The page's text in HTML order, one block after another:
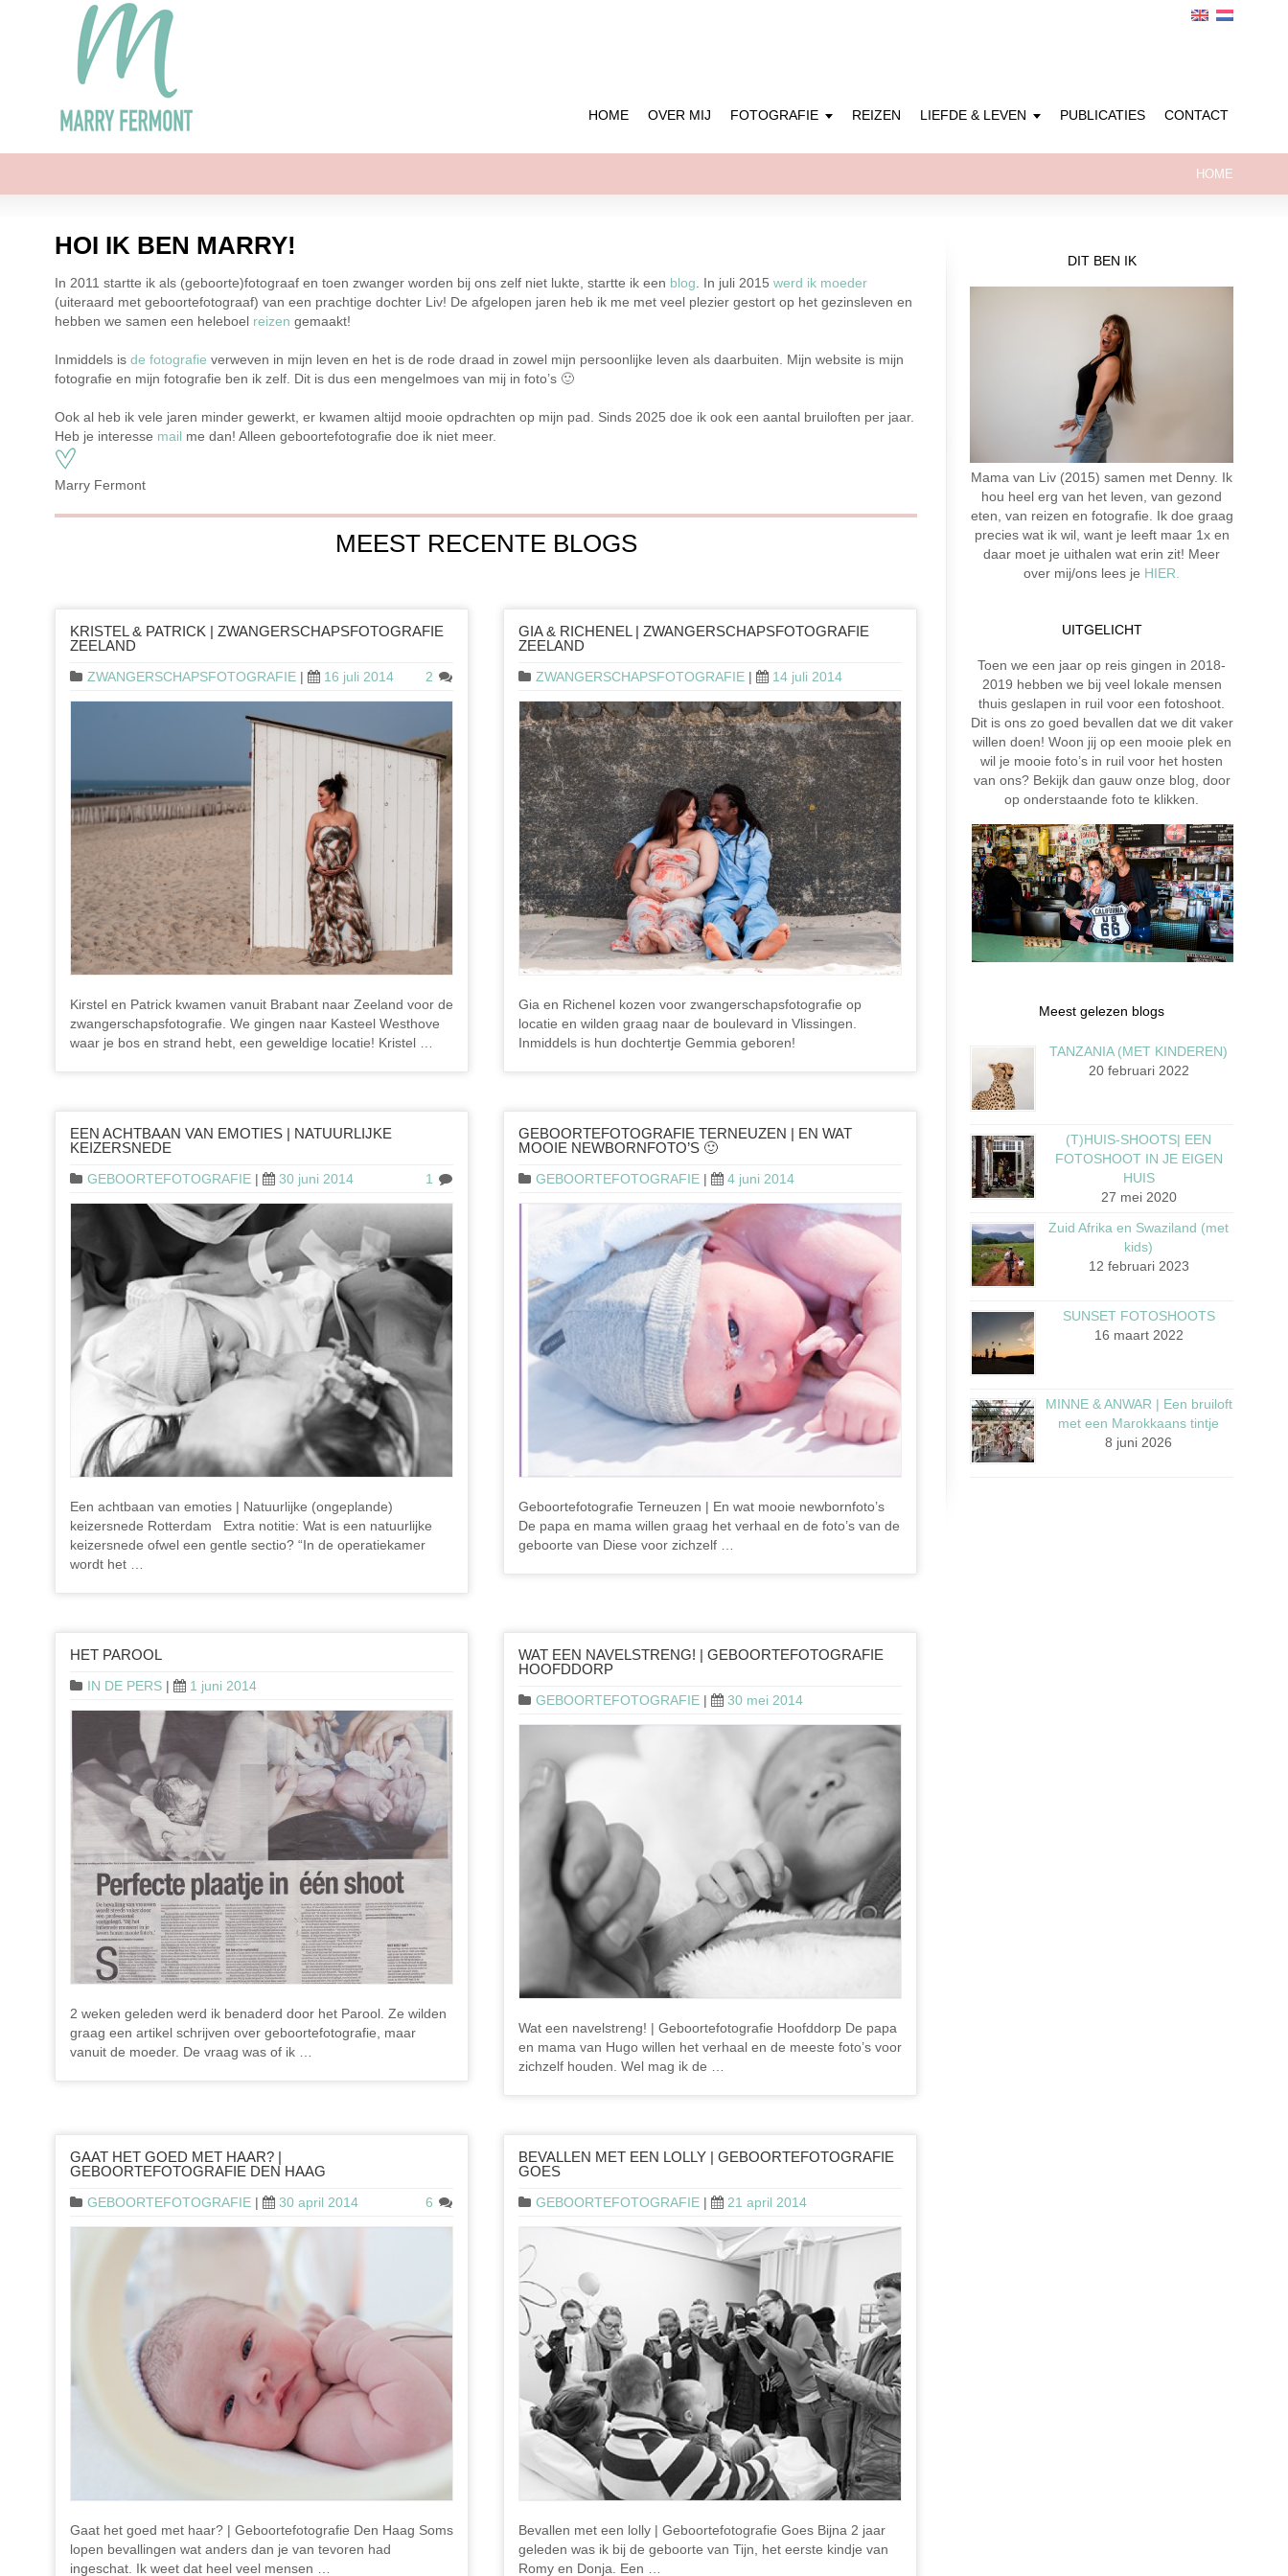
HOME OVER MIJ FOTOGRAFIE REIZEN LIEFDE & LEVEN PUBLICATIES CONTACT
HOME
HOI IK BEN MARRY!
In 2011 startte ik als (geboorte)fotograaf en toen zwanger worden bij ons zelf niet lukte, startte ik een blog . In juli 2015 werd ik moeder
(uiteraard met geboortefotograaf) van een prachtige dochter Liv! De afgelopen jaren heb ik me met veel plezier gestort op het gezinsleven en
hebben we samen een heleboel reizen gemaakt!
Inmiddels is de fotografie verweven in mijn leven en het is de rode draad in zowel mijn persoonlijke leven als daarbuiten. Mijn website is mijn
fotografie en mijn fotografie ben ik zelf. Dit is dus een mengelmoes van mij in foto’s 🙂
Ook al heb ik vele jaren minder gewerkt, er kwamen altijd mooie opdrachten op mijn pad. Sinds 2025 doe ik ook een aantal bruiloften per jaar.
Heb je interesse mail me dan! Alleen geboortefotografie doe ik niet meer.
Marry Fermont
MEEST RECENTE BLOGS
KRISTEL & PATRICK | ZWANGERSCHAPSFOTOGRAFIE
ZEELAND
ZWANGERSCHAPSFOTOGRAFIE | 16 juli 2014 2
Kirstel en Patrick kwamen vanuit Brabant naar Zeeland voor de
zwangerschapsfotografie. We gingen naar Kasteel Westhove
waar je bos en strand hebt, een geweldige locatie! Kristel …
GIA & RICHENEL | ZWANGERSCHAPSFOTOGRAFIE
ZEELAND
ZWANGERSCHAPSFOTOGRAFIE | 14 juli 2014
Gia en Richenel kozen voor zwangerschapsfotografie op
locatie en wilden graag naar de boulevard in Vlissingen.
Inmiddels is hun dochtertje Gemmia geboren!
EEN ACHTBAAN VAN EMOTIES | NATUURLIJKE
KEIZERSNEDE
GEBOORTEFOTOGRAFIE | 30 juni 2014 1
Een achtbaan van emoties | Natuurlijke (ongeplande)
keizersnede Rotterdam Extra notitie: Wat is een natuurlijke
keizersnede ofwel een gentle sectio? “In de operatiekamer
wordt het …
GEBOORTEFOTOGRAFIE TERNEUZEN | EN WAT
MOOIE NEWBORNFOTO’S 🙂
GEBOORTEFOTOGRAFIE | 4 juni 2014
Geboortefotografie Terneuzen | En wat mooie newbornfoto’s
De papa en mama willen graag het verhaal en de foto’s van de
geboorte van Diese voor zichzelf …
HET PAROOL
IN DE PERS | 1 juni 2014
2 weken geleden werd ik benaderd door het Parool. Ze wilden
graag een artikel schrijven over geboortefotografie, maar
vanuit de moeder. De vraag was of ik …
WAT EEN NAVELSTRENG! | GEBOORTEFOTOGRAFIE
HOOFDDORP
GEBOORTEFOTOGRAFIE | 30 mei 2014
Wat een navelstreng! | Geboortefotografie Hoofddorp De papa
en mama van Hugo willen het verhaal en de meeste foto’s voor
zichzelf houden. Wel mag ik de …
GAAT HET GOED MET HAAR? |
GEBOORTEFOTOGRAFIE DEN HAAG
GEBOORTEFOTOGRAFIE | 30 april 2014 6
Gaat het goed met haar? | Geboortefotografie Den Haag Soms
lopen bevallingen wat anders dan je van tevoren had
ingeschat. Ik weet dat heel veel mensen …
BEVALLEN MET EEN LOLLY | GEBOORTEFOTOGRAFIE
GOES
GEBOORTEFOTOGRAFIE | 21 april 2014
Bevallen met een lolly | Geboortefotografie Goes Bijna 2 jaar
geleden was ik bij de geboorte van Tijn, het eerste kindje van
Romy en Donja. Een …
DIT BEN IK
Mama van Liv (2015) samen met Denny. Ik
hou heel erg van het leven, van gezond
eten, van reizen en fotografie. Ik doe graag
precies wat ik wil, want je leeft maar 1x en
daar moet je uithalen wat erin zit! Meer
over mij/ons lees je HIER.
UITGELICHT
Toen we een jaar op reis gingen in 2018-
2019 hebben we bij veel lokale mensen
thuis geslapen in ruil voor een fotoshoot.
Dit is ons zo goed bevallen dat we dit vaker
willen doen! Woon jij op een mooie plek en
wil je mooie foto’s in ruil voor het hosten
van ons? Bekijk dan gauw onze blog, door
op onderstaande foto te klikken.
Meest gelezen blogs
TANZANIA (MET KINDEREN)
20 februari 2022
(T)HUIS-SHOOTS| EEN
FOTOSHOOT IN JE EIGEN
HUIS
27 mei 2020
Zuid Afrika en Swaziland (met
kids)
12 februari 2023
SUNSET FOTOSHOOTS
16 maart 2022
MINNE & ANWAR | Een bruiloft
met een Marokkaans tintje
8 juni 2026